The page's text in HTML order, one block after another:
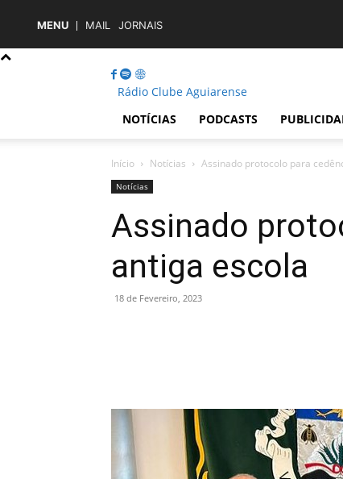
MENU MAIL JORNAIS
Rádio Clube Aguiarense
NOTÍCIAS
PODCASTS
Início Notícias Assinado protocolo para
Notícias
Assinado
antiga escola
18 de Fevereiro, 2023